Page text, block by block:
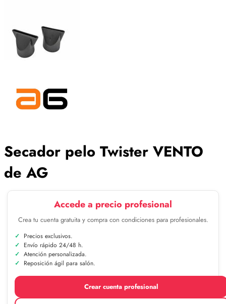
Secador pelo Twister VENTO
de AG
Accede a precio profesional
Crea tu cuenta gratuita y compra con condiciones para profesionales.
Precios exclusivos.
Envío rápido 24/48 h.
Atención personalizada.
Reposición ágil para salón.
Crear cuenta profesional